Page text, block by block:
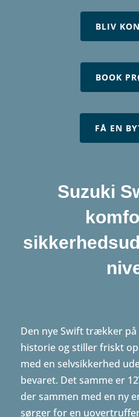
BLIV
BOOK
FÅ EN
Suzuki
Den nye Swift trækker
historie og stiller friskt
med en selvsikkerhed
bevaret. Det samme er
der sammen med en ny
sørger for en